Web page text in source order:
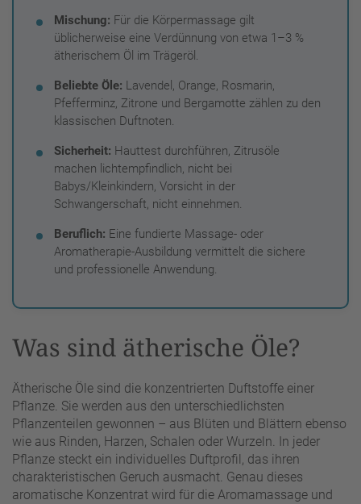
Mischung: Für die Körpermassage gilt
üblicherweise eine Verdünnung von etwa 1–3 %
ätherischem Öl im Trägeröl.
Beliebte Öle: Lavendel, Orange, Rosmarin,
Pfefferminz, Zitrone und Bergamotte zählen zu den
klassischen Duftnoten.
Sicherheit: Hauttest durchführen, Zitrusöle
machen lichtempfindlich, nicht bei
Babys/Kleinkindern, Vorsicht in der
Schwangerschaft, nicht einnehmen.
Beruflich: Eine fundierte Massage- oder
Aromatherapie-Ausbildung vermittelt die sichere
und professionelle Anwendung.
Was sind ätherische Öle?
Ätherische Öle sind die konzentrierten Duftstoffe einer
Pflanze. Sie werden aus den unterschiedlichsten
Pflanzenteilen gewonnen – aus Blüten und Blättern ebenso
wie aus Rinden, Harzen, Schalen oder Wurzeln. In jeder
Pflanze steckt ein individuelles Duftprofil, das ihren
charakteristischen Geruch ausmacht. Genau dieses
aromatische Konzentrat wird für die Aromamassage und